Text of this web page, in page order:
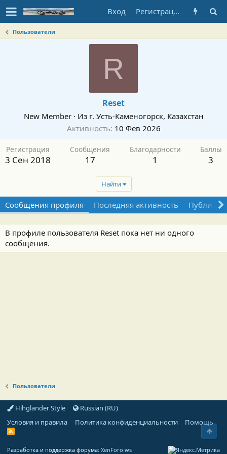
Вход Регистрация
Пользователи
R
Reset
New Member · Из г. Усть-Каменогорск, Казахстан
Активность 10 Фев 2026
Регистрация
3 Сен 2018
Сообщения
17
Благодарности
1
Баллы
3
Найти
Сообщения профиля Последняя активность
В профиле пользователя Reset пока нет ни одного
сообщения.
Пользователи
Hihglander Style
Russian (RU)
Условия и правила
Политика конфиденциальности Помощь
R
Разработка и поддержка форума: XenForo.ws